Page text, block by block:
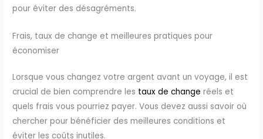
pour éviter des désagréments.
Frais, taux de change et meilleures pratiques pour
économiser
Lorsque vous changez votre argent avant un voyage, il est
crucial de bien comprendre les taux de change réels et
quels frais vous pourriez payer. Vous devez aussi savoir où
chercher pour bénéficier des meilleures conditions et
éviter les coûts inutiles.